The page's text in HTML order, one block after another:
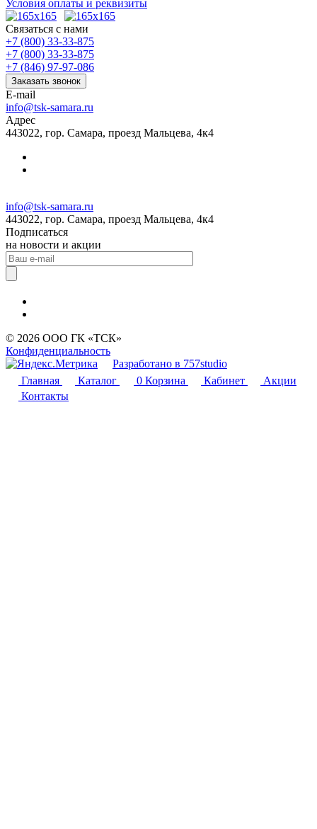
Условия оплаты и реквизиты
Связаться с нами
+7 (800) 33-33-875
+7 (800) 33-33-875
+7 (846) 97-97-086
Заказать звонок
E-mail
info@tsk-samara.ru
Адрес
443022, гор. Самара, проезд Мальцева, 4к4
info@tsk-samara.ru
443022, гор. Самара, проезд Мальцева, 4к4
Подписаться
на новости и акции
© 2026 ООО ГК «ТСК»
Конфиденциальность
Разработано в 757studio
Главная
Каталог 0 Корзина Кабинет
Акции
Контакты